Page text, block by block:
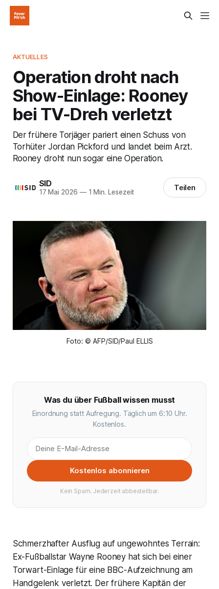
AKTUELLES
Operation droht nach
Show-Einlage: Rooney
bei TV-Dreh verletzt
Der frühere Torjäger pariert einen Schuss von
Torhüter Jordan Pickford und landet beim Arzt.
Rooney droht nun sogar eine Operation.
SID
17 Mai 2026 —1 Min. Lesezeit Teilen
Foto: © AFP/SID/Paul ELLIS
Was du über Fußball wissen musst
Einordnung statt Aufregung. Täglich um 6:10 Uhr.
Kostenlos.
Kostenlos abonnieren
Kein Spam. Jederzeit abbestellbar.
Schmerzhafter Ausflug auf ungewohntes Terrain:
Ex-Fußballstar Wayne Rooney hat sich bei einer
Torwart-Einlage für eine BBC-Aufzeichnung am
Handgelenk verletzt. Der frühere Kapitän der